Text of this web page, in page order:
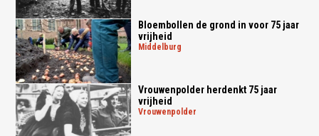
Bloembollen de grond in voor 75 jaar
vrijheid
middelburg
Vrouwenpolder herdenkt 75 jaar
vrijheid
vrouwenpolder